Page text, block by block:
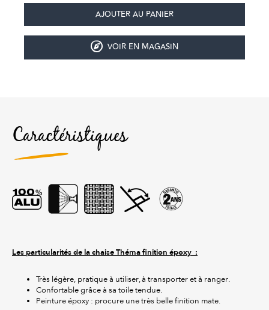
VOIR EN MAGASIN
Caractéristiques
Les particularités de la chaise Théma finition époxy :
Très légère, pratique à utiliser, à transporter et à ranger.
Confortable grâce à sa toile tendue.
Peinture époxy : procure une très belle finition mate.